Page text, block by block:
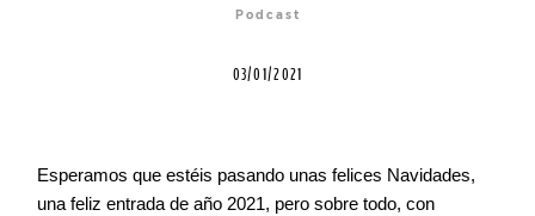
Podcast
03/01/2021
Esperamos que estéis pasando unas felices Navidades,
una feliz entrada de año 2021, pero sobre todo, con